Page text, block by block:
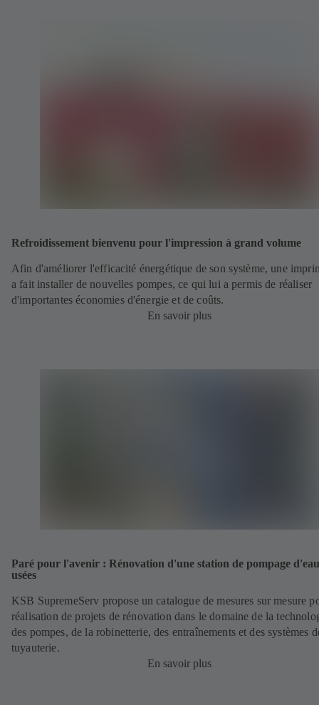
Refroidissement bienvenu pour l'impression à grand volume
Afin d'améliorer l'efficacité énergétique de son système, une
a fait installer de nouvelles pompes, ce qui lui a permis de réaliser
d'importantes économies d'énergie et de coûts.
En savoir plus
Paré pour l'avenir : Rénovation d'une station de pompage
usées
KSB SupremeServ propose un catalogue de mesures sur mesure
réalisation de projets de rénovation dans le domaine de la
des pompes, de la robinetterie, des entraînements et des systèmes
tuyauterie.
En savoir plus